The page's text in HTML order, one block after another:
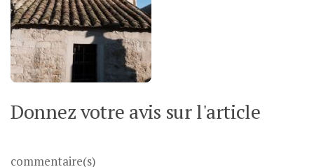
Donnez votre avis sur l'article
commentaire(s)